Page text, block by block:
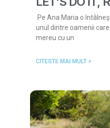
Pe Ana Maria o
unul dintre oamenii
mereu cu un
CITESTE MAI MULT >